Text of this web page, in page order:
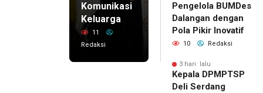
Komunikasi
Keluarga
11
Redaksi
Pengelola BUMDes
Dalangan dengan
Pola Pikir Inovatif
10 Redaksi
3 hari lalu
Kepala DPMPTSP
Deli Serdang